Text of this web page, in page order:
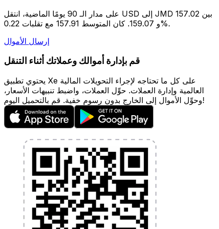
على مدار الـ 90 يومًا الماضية، انتقل USD إلى JMD بين 157.02
و 159.07. كان المتوسط 157.91 مع تقلبات 0.22%.
إرسال الأموال
قم بإدارة أموالك وعملاتك أثناء التنقل
يحتوي تطبيق Xe على كل ما تحتاجه لإجراء التحويلات المالية
العالمية وإدارة العملات. حوِّل العملات، واضبط تنبيهات الأسعار،
وحوِّل الأموال إلى الخارج بدون رسوم خفية. قم بالتحميل اليوم!